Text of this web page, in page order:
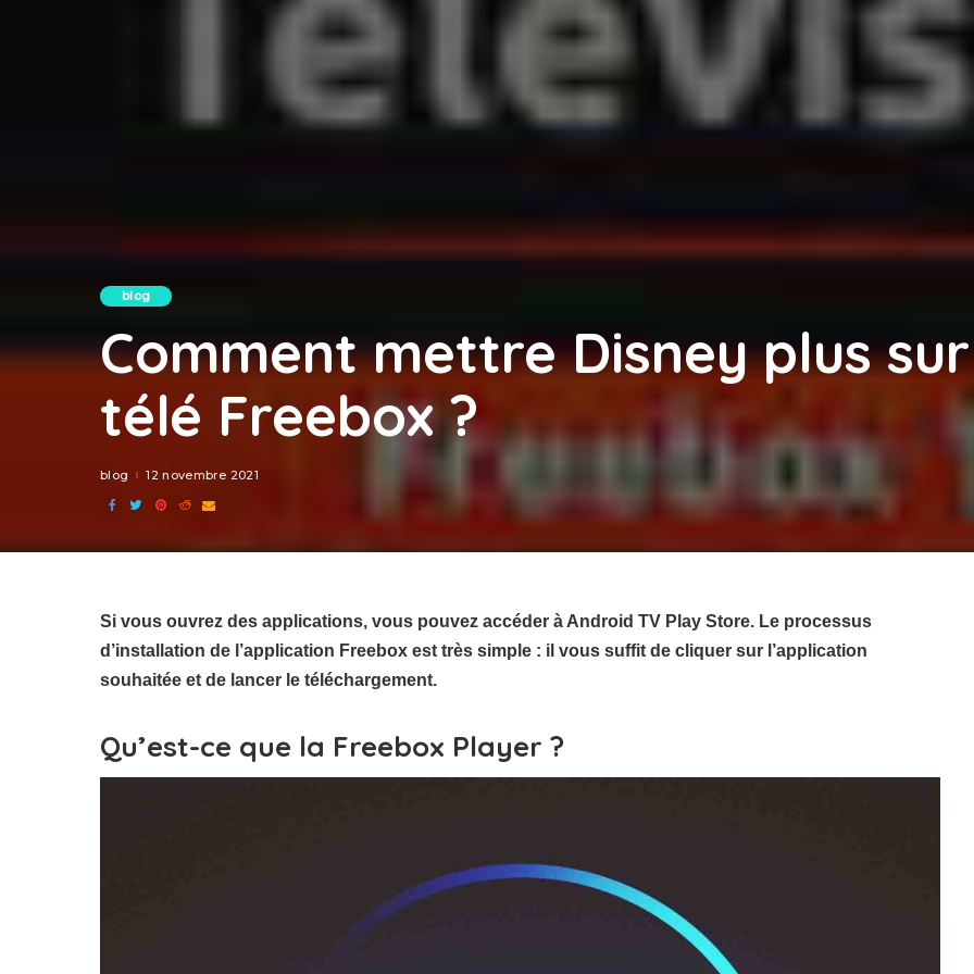
blog
Comment mettre Disney plus
télé Freebox ?
blog 12 novembre 2021
Si vous ouvrez des applications, vous pouvez accéder à Android TV Play Store. Le processus
d’installation de l’application Freebox est très simple : il vous suffit de cliquer sur l’application
souhaitée et de lancer le téléchargement.
Qu’est-ce que la Freebox Player ?